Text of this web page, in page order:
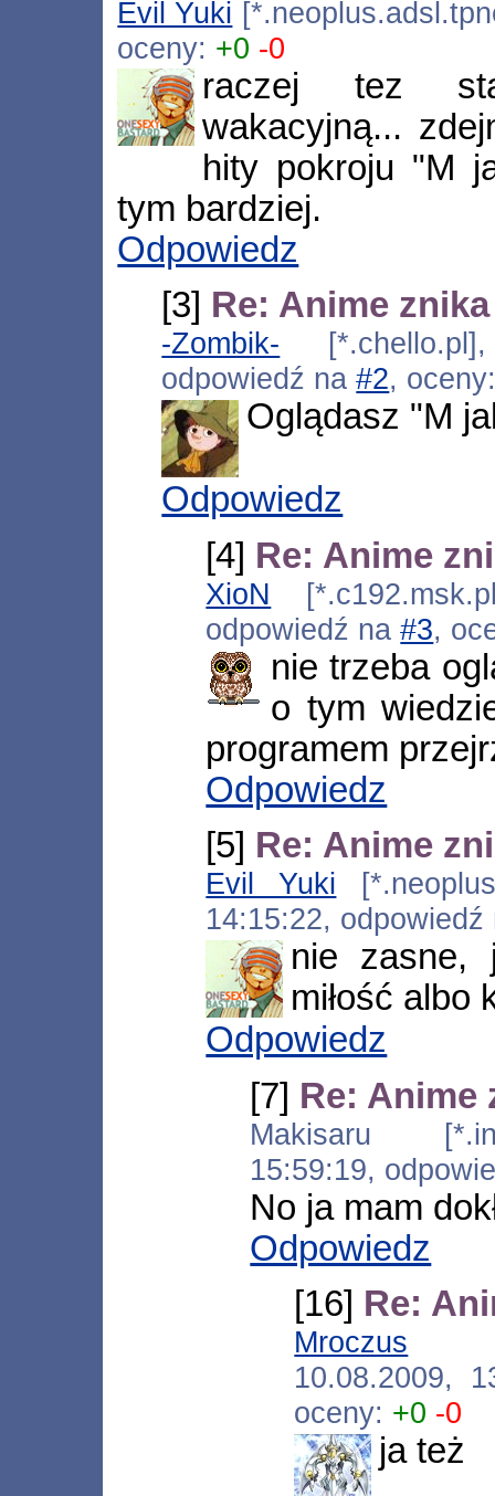
Evil Yuki
oceny: +0 -0
raczej tez
wakacyjną...
hity pokroju "M
tym bardziej.
Odpowiedz
[3] Re: Anime
-Zombik-
odpowiedź na#2,
Oglądasz "M
Odpowiedz
[4] Re: Anime
XioN
odpowiedź na#3,
nie trzeba
o tym
programem
Odpowiedz
[5] Re: Anime
Evil Yuki
14:15:22,
nie zasne,
miłość albo
Odpowiedz
[7] Re: Anime
Makisaru
15:59:19,
No ja mam
Odpowiedz
[16] Re:
Mroczus
10.08.2009,
oceny: +0 -0
ja też